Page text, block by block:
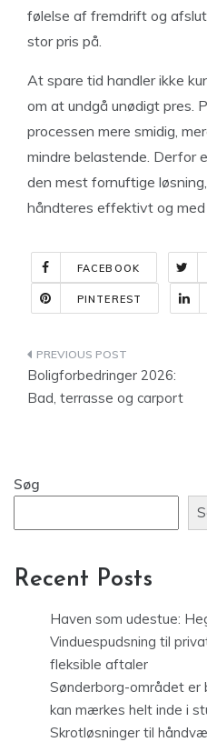
følelse af fremdrift og
stor pris på.
At spare tid handler ikke
om at undgå unødigt pres.
processen mere smidig,
mindre belastende. Derfor
den mest fornuftige
håndteres effektivt og med
FACEBOOK
PINTEREST
Boligforbedringer 2026:
Bad, terrasse og carport
Søg
Recent Posts
Haven som udestue:
Vinduespudsning til
fleksible aftaler
Sønderborg-området
kan mærkes helt inde i
Skrotløsninger til